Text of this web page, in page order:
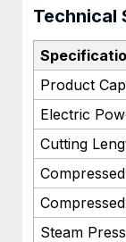
Technical
Product
Electric
Cutting
Steam